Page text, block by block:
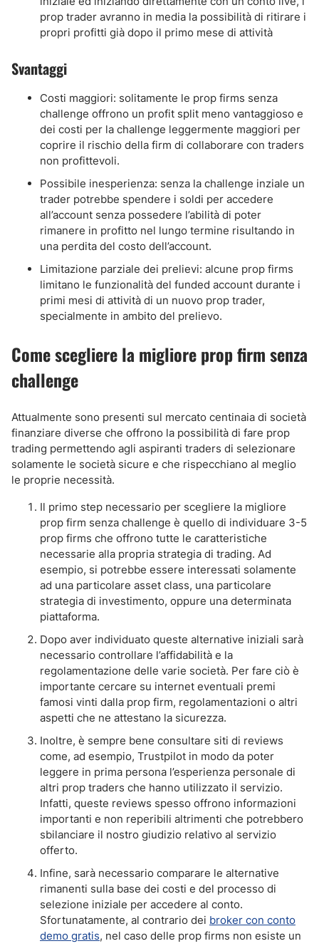
prop trader avranno in media la possibilità di ritirare i
propri profitti già dopo il primo mese di attività
Svantaggi
Costi maggiori: solitamente le prop firms senza
challenge offrono un profit split meno vantaggioso e
dei costi per la challenge leggermente maggiori per
coprire il rischio della firm di collaborare con traders
non profittevoli.
Possibile inesperienza: senza la challenge inziale un
trader potrebbe spendere i soldi per accedere
all’account senza possedere l’abilità di poter
rimanere in profitto nel lungo termine risultando in
una perdita del costo dell’account.
Limitazione parziale dei prelievi: alcune prop firms
limitano le funzionalità del funded account durante i
primi mesi di attività di un nuovo prop trader,
specialmente in ambito del prelievo.
Come scegliere la migliore prop firm senza
challenge
Attualmente sono presenti sul mercato centinaia di società
finanziare diverse che offrono la possibilità di fare prop
trading permettendo agli aspiranti traders di selezionare
solamente le società sicure e che rispecchiano al meglio
le proprie necessità.
Il primo step necessario per scegliere la migliore
prop firm senza challenge è quello di individuare 3-5
prop firms che offrono tutte le caratteristiche
necessarie alla propria strategia di trading. Ad
esempio, si potrebbe essere interessati solamente
ad una particolare asset class, una particolare
strategia di investimento, oppure una determinata
piattaforma.
Dopo aver individuato queste alternative iniziali sarà
necessario controllare l’affidabilità e la
regolamentazione delle varie società. Per fare ciò è
importante cercare su internet eventuali premi
famosi vinti dalla prop firm, regolamentazioni o altri
aspetti che ne attestano la sicurezza.
Inoltre, è sempre bene consultare siti di reviews
come, ad esempio, Trustpilot in modo da poter
leggere in prima persona l’esperienza personale di
altri prop traders che hanno utilizzato il servizio.
Infatti, queste reviews spesso offrono informazioni
importanti e non reperibili altrimenti che potrebbero
sbilanciare il nostro giudizio relativo al servizio
offerto.
Infine, sarà necessario comparare le alternative
rimanenti sulla base dei costi e del processo di
selezione iniziale per accedere al conto.
Sfortunatamente, al contrario dei broker con conto
demo gratis, nel caso delle prop firms non esiste un